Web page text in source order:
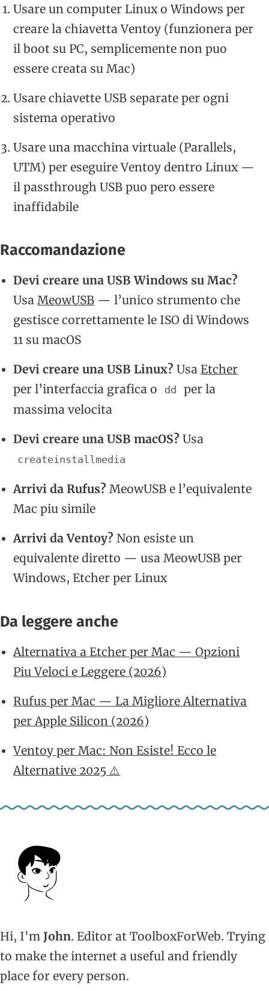
Usare un computer Linux o Windows per
creare la chiavetta Ventoy (funzionera per
il boot su PC, semplicemente non puo
essere creata su Mac)
Usare chiavette USB separate per ogni
sistema operativo
Usare una macchina virtuale (Parallels,
UTM) per eseguire Ventoy dentro Linux —
il passthrough USB puo pero essere
inaffidabile
Raccomandazione
Devi creare una USB Windows su Mac?
UsaMeowUSB — l’unico strumento che
gestisce correttamente le ISO di Windows
11 su macOS
Devi creare una USB Linux? UsaEtcher
per l’interfaccia grafica o
dd
per la
massima velocita
Devi creare una USB macOS? Usa
createinstallmedia
Arrivi da Rufus? MeowUSB e l’equivalente
Mac piu simile
Arrivi da Ventoy? Non esiste un
equivalente diretto — usa MeowUSB per
Windows, Etcher per Linux
Da leggere anche
Alternativa a Etcher per Mac — Opzioni
Piu Veloci e Leggere (2026)
Rufus per Mac — La Migliore Alternativa
per Apple Silicon (2026)
Ventoy per Mac: Non Esiste! Ecco le
Alternative 2025 ⚠️
Hi, I'm John. Editor at ToolboxForWeb. Trying
to make the internet a useful and friendly
place for every person.